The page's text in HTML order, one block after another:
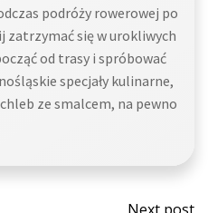
podróży rowerowej po
zatrzymać się w urokliwych
od trasy i spróbować
specjały kulinarne,
ze smalcem, na pewno